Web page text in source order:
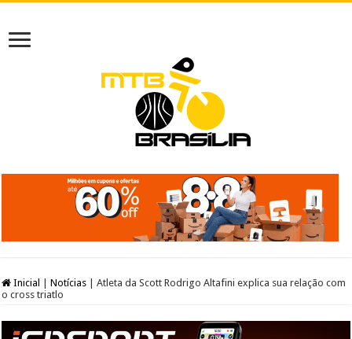
Inicial Notícias
Atleta da Scott Rodrigo Altafini explica sua relação com
o cross triatlo